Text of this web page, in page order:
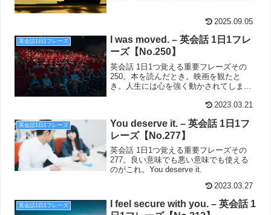
2025.09.05
英会話1日1フレーズ
I was moved. – 英会話 1日1フレ
ーズ【No.250】
英会話 1日1つ覚える重要フレーズその
250。本を読んだとき。映画を観たと
き。人生には心を強く動かされてしまう
2023.03.21
英会話1日1フレーズ
You deserve it. – 英会話 1日1フ
レーズ【No.277】
英会話 1日1つ覚える重要フレーズその
277。良い意味でも悪い意味でも使える
のがこれ。You deserve it.
2023.03.27
英会話1日1フレーズ
I feel secure with you. – 英会話 1